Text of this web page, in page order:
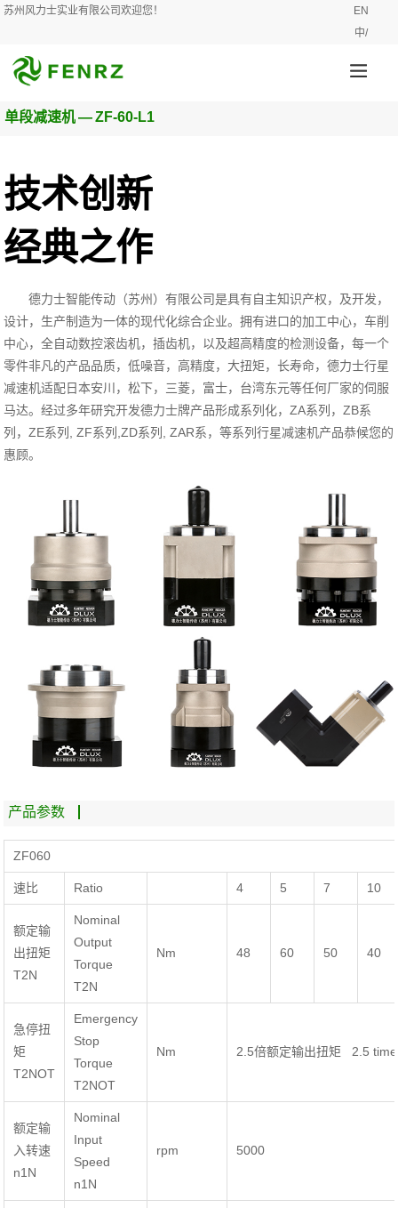
苏州风力士实业有限公司欢迎您！
EN
中/
单段减速机—ZF-60-L1
技术创新
经典之作
德力士智能传动（苏州）有限公司是具有自主知识产权，及开发，
设计，生产制造为一体的现代化综合企业。拥有进口的加工中心，车削
中心，全自动数控滚齿机，插齿机，以及超高精度的检测设备，每一个
零件非凡的产品品质，低噪音，高精度，大扭矩，长寿命，德力士行星
减速机适配日本安川，松下，三菱，富士，台湾东元等任何厂家的伺服
马达。经过多年研究开发德力士牌产品形成系列化，ZA系列，ZB系
列，ZE系列, ZF系列,ZD系列, ZAR系，等系列行星减速机产品恭候您的
惠顾。
产品参数
ZF060
速比 Ratio 4 5 7 10
额定输
出扭矩
T2N
Nominal
Output
Torque
T2N
Nm 48 60 50 40
急停扭
矩
T2NOT
Emergency
Stop
Torque
T2NOT
Nm 2.5倍额定输出扭矩 2.5
额定输
入转速
n1N
Nominal
Input
Speed
n1N
rpm 5000